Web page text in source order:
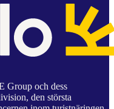
Group och dess
den största